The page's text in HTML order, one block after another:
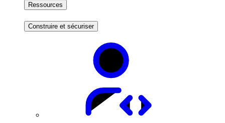
Ressources
Construire et sécuriser